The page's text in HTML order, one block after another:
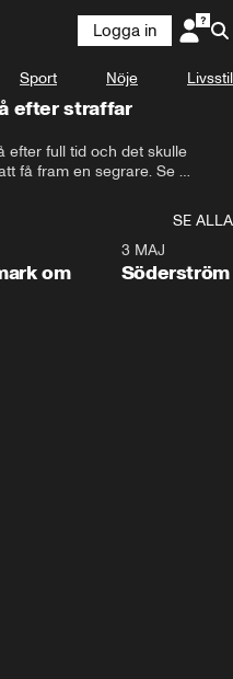
Logga in
Sport Nöje Livsstil
efter straffar
efter full tid och det skulle
få fram en segrare. Se
SE ALLA
om
3 MAJ